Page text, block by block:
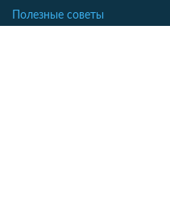
Полезные советы